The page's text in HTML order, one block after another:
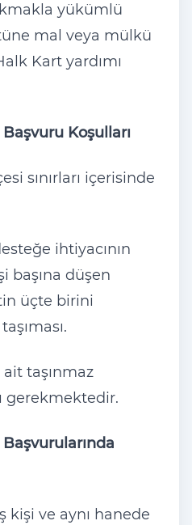
yükümlü
mal veya mülkü
Kart yardımı
Koşulları
sınırları içerisinde
ihtiyacının
başına düşen
üçte birini
taşınmaz
gerekmektedir.
kişi ve aynı hanede